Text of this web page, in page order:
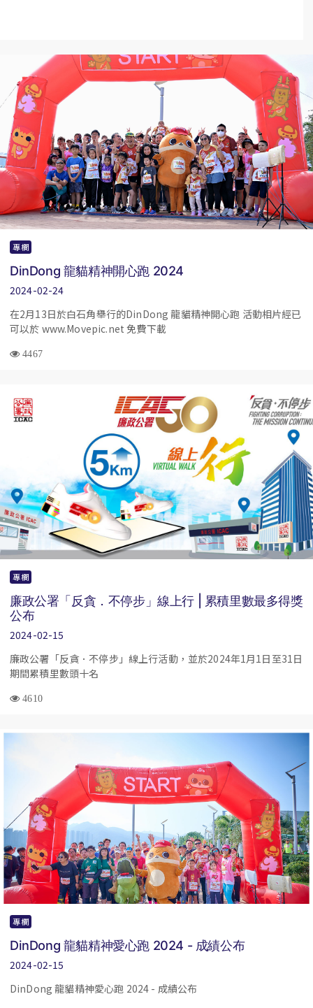
專欄
DinDong 龍貓精神開心跑 2024
2024-02-24
在2月13日於白石角舉行的DinDong 龍貓精神開心跑 活動相片經已
可以於 www.Movepic.net 免費下載
4467
專欄
廉政公署「反貪．不停步」線上行 | 累積里數最多得獎
公布
2024-02-15
廉政公署「反貪．不停步」線上行活動，並於2024年1月1日至31日
期間累積里數頭十名
4610
專欄
DinDong 龍貓精神愛心跑 2024 - 成績公布
2024-02-15
DinDong 龍貓精神愛心跑 2024 - 成績公布